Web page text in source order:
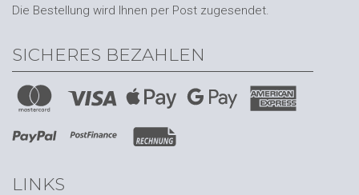
Die Bestellung wird Ihnen per Post zugesendet.
SICHERES BEZAHLEN
LINKS